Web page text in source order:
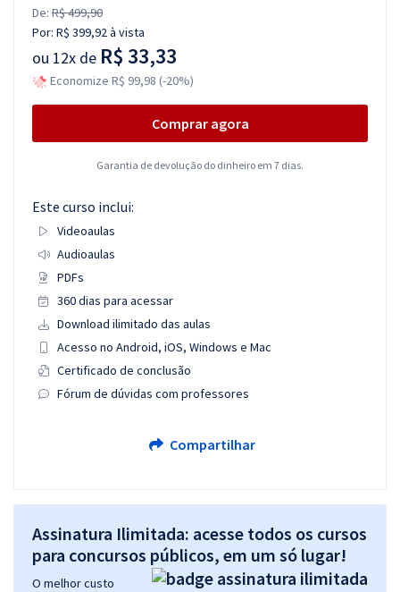
De: R$ 499,90
Por: R$ 399,92à vista
ou 12x de R$ 33,33
Economize R$ 99,98 (-20%)
Comprar agora
Garantia de devolução do dinheiro em 7 dias.
Este curso inclui:
Videoaulas
Audioaulas
PDFs
360 dias para acessar
Download ilimitado das aulas
Acesso no Android, iOS, Windows e Mac
Certificado de conclusão
Fórum de dúvidas com professores
Compartilhar
Assinatura Ilimitada: acesse todos os cursos
para concursos públicos, em um só lugar!
O melhor custo